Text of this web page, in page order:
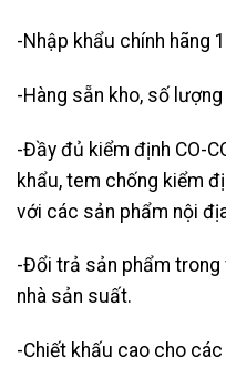
-Nhập khẩu chính hãng
-Hàng sẵn kho, số lượng
-Đầy đủ kiểm định CO-
khẩu, tem chống kiểm
với các sản phẩm nội
-Đổi trả sản phẩm trong
nhà sản suất.
-Chiết khấu cao cho